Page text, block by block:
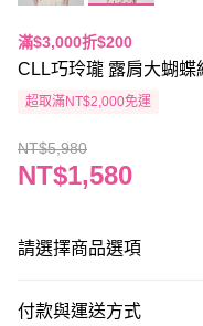
滿$3,000折$200
CLL巧玲瓏 露肩大蝴
超取滿NT$2,000免運
NT$5,980
NT$1,580
請選擇商品選項
付款與運送方式